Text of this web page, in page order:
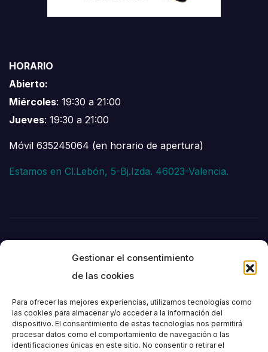
Gestionar el consentimiento
de las cookies
Para ofrecer las mejores experiencias, utilizamos tecnologías como
las cookies para almacenar y/o acceder a la información del
dispositivo. El consentimiento de estas tecnologías nos permitirá
procesar datos como el comportamiento de navegación o las
identificaciones únicas en este sitio. No consentir o retirar el
HORARIO
Abierto:
Miércoles: 19:30 a 21:00
Jueves: 19:30 a 21:00
Móvil 635245064 (en horario de apertura)
Estamos en Cl.Lebón, 5-Bj.Izda. 46023-Valencia.
Societat